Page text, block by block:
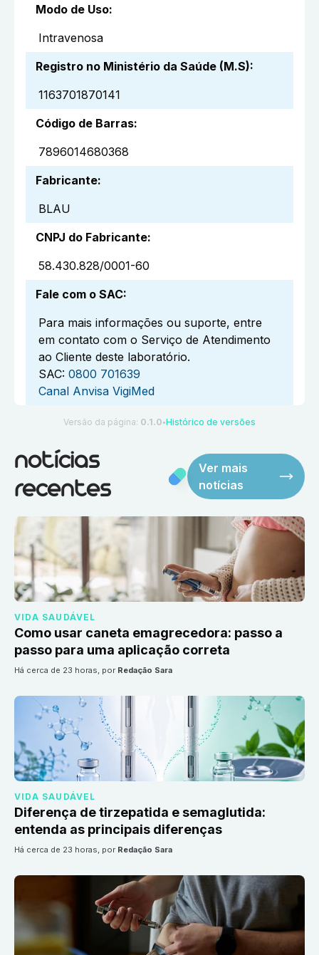
Modo de Uso:
Intravenosa
Registro no Ministério da Saúde (M.S):
1163701870141
Código de Barras:
7896014680368
Fabricante:
BLAU
CNPJ do Fabricante:
58.430.828/0001-60
Fale com o SAC:
Para mais informações ou suporte, entre
em contato com o Serviço de Atendimento
ao Cliente deste laboratório.
SAC: 0800 701639
Canal Anvisa VigiMed
Versão da página: 0.1.0 ●Histórico de versões
notícias
recentes
Ver mais
notícias
VIDA SAUDÁVEL
Como usar caneta emagrecedora: passo a
passo para uma aplicação correta
há cerca de 23 horas, por Redação Sara
VIDA SAUDÁVEL
Diferença de tirzepatida e semaglutida:
entenda as principais diferenças
há cerca de 23 horas, por Redação Sara